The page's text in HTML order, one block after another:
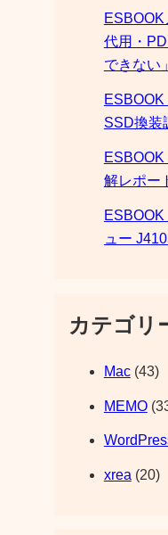
代用・
できない
SSD換装
解レポー
ュー
カテゴリ
Mac(43)
MEMO
xrea (20)